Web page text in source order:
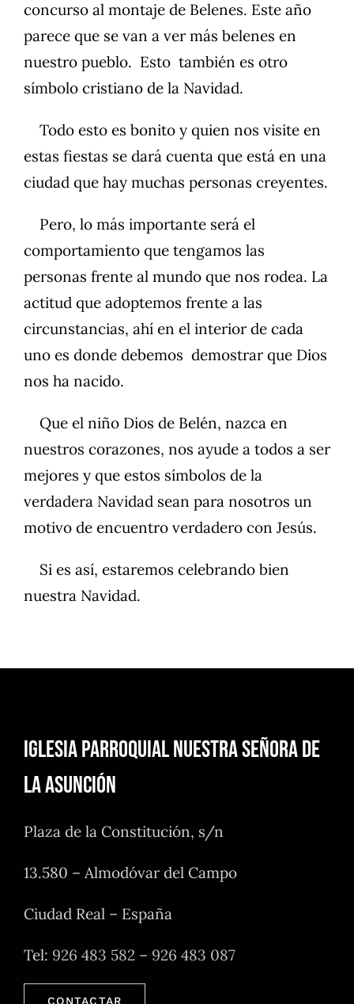
concurso al montaje de Belenes. Este año
parece que se van a ver más belenes en
nuestro pueblo. Esto también es otro
símbolo cristiano de la Navidad.
Todo esto es bonito y quien nos visite en
estas fiestas se dará cuenta que está en una
ciudad que hay muchas personas creyentes.
Pero, lo más importante será el
comportamiento que tengamos las
personas frente al mundo que nos rodea. La
actitud que adoptemos frente a las
circunstancias, ahí en el interior de cada
uno es donde debemos demostrar que Dios
nos ha nacido.
Que el niño Dios de Belén, nazca en
nuestros corazones, nos ayude a todos a ser
mejores y que estos símbolos de la
verdadera Navidad sean para nosotros un
motivo de encuentro verdadero con Jesús.
Si es así, estaremos celebrando bien
nuestra Navidad.
Iglesia Parroquial Nuestra Señora de
la Asunción
Plaza de la Constitución, s/n
13.580 – Almodóvar del Campo
Ciudad Real – España
Tel: 926 483 582 – 926 483 087
CONTACTAR